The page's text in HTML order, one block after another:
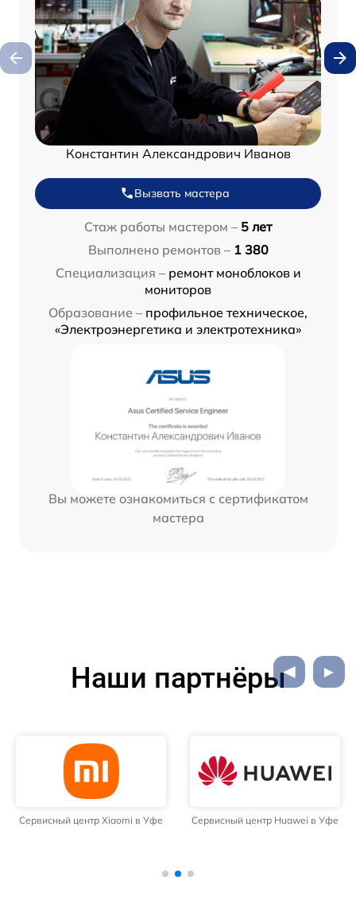
Константин Александрович Иванов
Вызвать мастера
Стаж работы мастером – 5 лет
Выполнено ремонтов – 1 380
Специализация – ремонт моноблоков и
мониторов
Образование – профильное техническое,
«Электроэнергетика и электротехника»
Вы можете ознакомиться с сертификатом
мастера
Наши партнёры
Сервисный центр Xiaomi в Уфе Сервисный центр Huawei в Уфе